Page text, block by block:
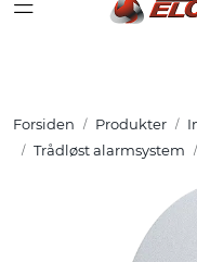
Skip to main content
Toggle navigation
Forsiden Produkter
Trådløst alarmsystem
Løsninger